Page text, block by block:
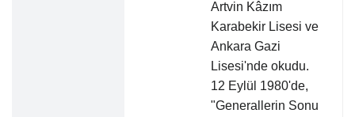
Artvin Kâzım
Karabekir Lisesi ve
Ankara Gazi
Lisesi'nde okudu.
12 Eylül 1980'de,
"Generallerin Sonu